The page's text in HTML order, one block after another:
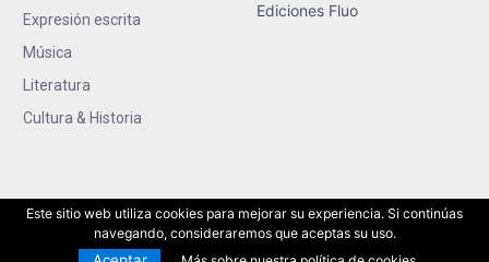
Expresión escrita
Música
Literatura
Cultura & Historia
Ediciones Fluo
Este sitio web utiliza cookies para mejorar su experiencia. Si continúas
navegando, consideraremos que aceptas su uso.